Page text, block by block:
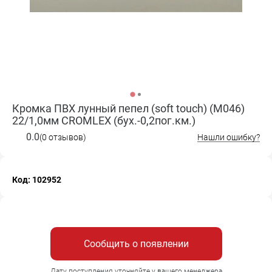
Кромка ПВХ лунный пепел (soft touch) (M046)
22/1,0мм CROMLEX (бух.-0,2пог.км.)
0.0(0 отзывов) Нашли ошибку?
Код: 102952
Сообщить о появлении